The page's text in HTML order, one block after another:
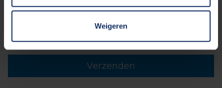
Weigeren
Ja, ik ga akkoord met hetprivacy statement
Verzenden